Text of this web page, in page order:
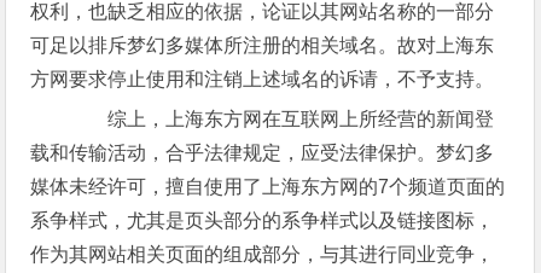
权利，也缺乏相应的依据，论证以其网站名称的一部分
可足以排斥梦幻多媒体所注册的相关域名。故对上海东
方网要求停止使用和注销上述域名的诉请，不予支持。
综上，上海东方网在互联网上所经营的新闻登
载和传输活动，合乎法律规定，应受法律保护。梦幻多
媒体未经许可，擅自使用了上海东方网的7个频道页面的
系争样式，尤其是页头部分的系争样式以及链接图标，
作为其网站相关页面的组成部分，与其进行同业竞争，